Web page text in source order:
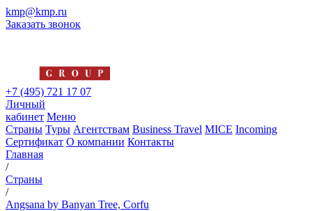
kmp@kmp.ru
Заказать звонок
+7 (495) 721 17 07
Личный
кабинет Меню
Страны Туры Агентствам Business Travel MICE Incoming
Сертификат О компании Контакты
Главная
/
Страны
/
Angsana by Banyan Tree, Corfu